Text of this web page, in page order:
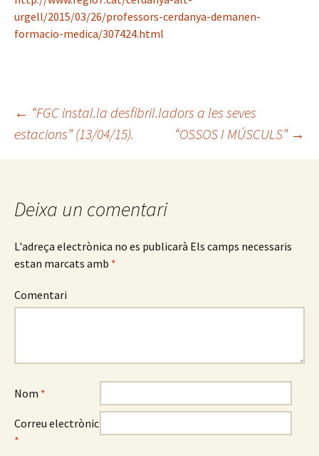
urgell/2015/03/26/professors-cerdanya-demanen-
formacio-medica/307424.html
Navegació
pels
articles
← “FGC instal.la desfibril.ladors a les seves
estacions” (13/04/15).
“OSSOS I MÚSCULS” →
Deixa un comentari
L'adreça electrònica no es publicarà Els camps necessaris
estan marcats amb *
Comentari
Nom *
Correu electrònic
*